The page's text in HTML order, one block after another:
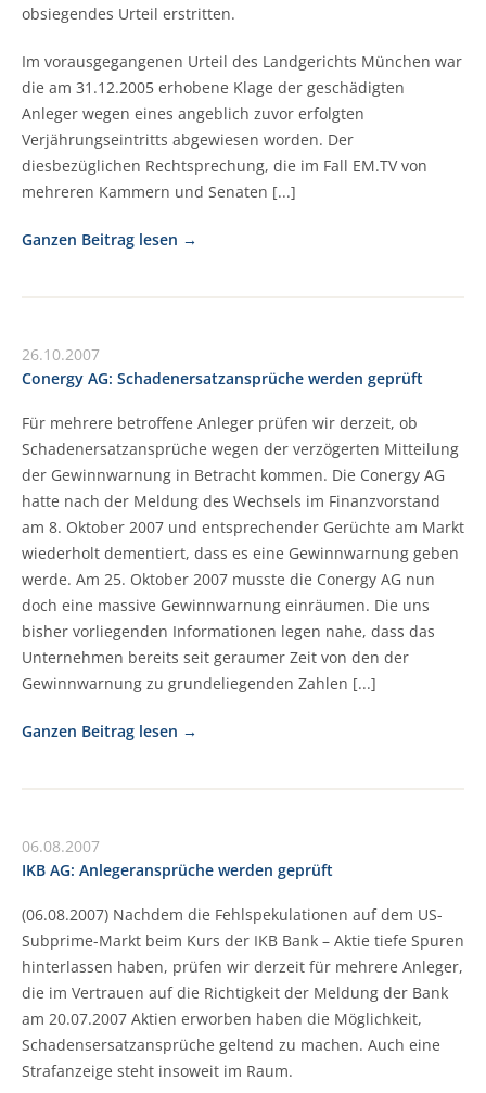
obsiegendes Urteil erstritten.
Im vorausgegangenen Urteil des Landgerichts München war
die am 31.12.2005 erhobene Klage der geschädigten
Anleger wegen eines angeblich zuvor erfolgten
Verjährungseintritts abgewiesen worden. Der
diesbezüglichen Rechtsprechung, die im Fall EM.TV von
mehreren Kammern und Senaten [...]
Ganzen Beitrag lesen
26.10.2007
Conergy AG: Schadenersatzansprüche werden geprüft
Für mehrere betroffene Anleger prüfen wir derzeit, ob
Schadenersatzansprüche wegen der verzögerten Mitteilung
der Gewinnwarnung in Betracht kommen. Die Conergy AG
hatte nach der Meldung des Wechsels im Finanzvorstand
am 8. Oktober 2007 und entsprechender Gerüchte am Markt
wiederholt dementiert, dass es eine Gewinnwarnung geben
werde. Am 25. Oktober 2007 musste die Conergy AG nun
doch eine massive Gewinnwarnung einräumen. Die uns
bisher vorliegenden Informationen legen nahe, dass das
Unternehmen bereits seit geraumer Zeit von den der
Gewinnwarnung zu grundeliegenden Zahlen [...]
Ganzen Beitrag lesen
06.08.2007
IKB AG: Anlegeransprüche werden geprüft
(06.08.2007) Nachdem die Fehlspekulationen auf dem US-
Subprime-Markt beim Kurs der IKB Bank – Aktie tiefe Spuren
hinterlassen haben, prüfen wir derzeit für mehrere Anleger,
die im Vertrauen auf die Richtigkeit der Meldung der Bank
am 20.07.2007 Aktien erworben haben die Möglichkeit,
Schadensersatzansprüche geltend zu machen. Auch eine
Strafanzeige steht insoweit im Raum.